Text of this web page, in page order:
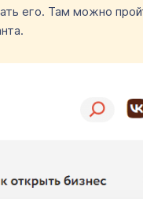
его. Там можно